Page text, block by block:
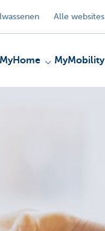
Alle websites
MyHome MyMobility